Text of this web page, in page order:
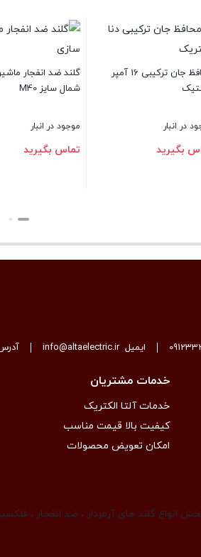
محافظ جان ترکیبی 16 آمپر
در انبار
بگیرید
گلند ضد انفجار
شمال سایز M40
موجود در انبار
تماس بگیرید
ایمیلinfo@altaelectric.ir
خدمات مشتریان
خدمات آلتا الکتریک
کیفیت بالا قیمت مناسب
امکان تعویض محصولات
انواع گلند های آرمردار ، ضد انفجار ،